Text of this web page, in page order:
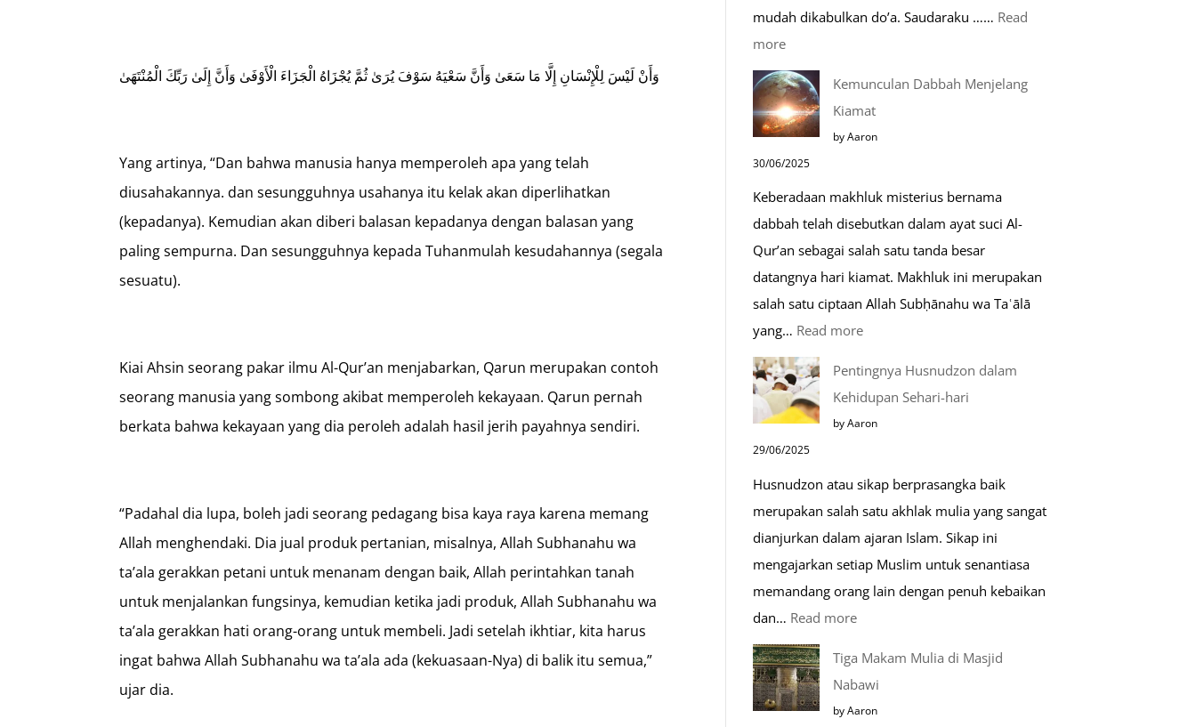
وَأَنْ لَيْسَ لِلْإِنْسَانِ إِلَّا مَا سَعَىٰ وَأَنَّ سَعْيَهُ سَوْفَ يُرَىٰ ثُمَّ يُجْزَاهُ الْجَزَاءَ الْأَوْفَىٰ وَأَنَّ إِلَىٰ رَبِّكَ الْمُنْتَهَىٰ
Yang artinya, “Dan bahwa manusia hanya memperoleh apa yang telah
diusahakannya. dan sesungguhnya usahanya itu kelak akan diperlihatkan
(kepadanya). Kemudian akan diberi balasan kepadanya dengan balasan yang
paling sempurna. Dan sesungguhnya kepada Tuhanmulah kesudahannya (segala
sesuatu).
Kiai Ahsin seorang pakar ilmu Al-Qur’an menjabarkan, Qarun merupakan contoh
seorang manusia yang sombong akibat memperoleh kekayaan. Qarun pernah
berkata bahwa kekayaan yang dia peroleh adalah hasil jerih payahnya sendiri.
“Padahal dia lupa, boleh jadi seorang pedagang bisa kaya raya karena memang
Allah menghendaki. Dia jual produk pertanian, misalnya, Allah Subhanahu wa
ta’ala gerakkan petani untuk menanam dengan baik, Allah perintahkan tanah
untuk menjalankan fungsinya, kemudian ketika jadi produk, Allah Subhanahu wa
ta’ala gerakkan hati orang-orang untuk membeli. Jadi setelah ikhtiar, kita harus
ingat bahwa Allah Subhanahu wa ta’ala ada (kekuasaan-Nya) di balik itu semua,”
ujar dia.
mudah dikabulkan do’a. Saudaraku …… Read
more:
Do’a
Saat
Safar,
Mustajab
Kemunculan Dabbah Menjelang
Kiamat
by Aaron
30/06/2025
Keberadaan makhluk misterius bernama
dabbah telah disebutkan dalam ayat suci Al-
Qur’an sebagai salah satu tanda besar
datangnya hari kiamat. Makhluk ini merupakan
salah satu ciptaan Allah Subḥānahu wa Taʿālā
yang… Read more:
Dabbah
Menjelang
Pentingnya Husnudzon dalam
Kehidupan Sehari-hari
by Aaron
29/06/2025
Husnudzon atau sikap berprasangka baik
merupakan salah satu akhlak mulia yang sangat
dianjurkan dalam ajaran Islam. Sikap ini
mengajarkan setiap Muslim untuk senantiasa
memandang orang lain dengan penuh kebaikan
dan… Read more:
Tiga Makam Mulia di Masjid
Nabawi
by Aaron